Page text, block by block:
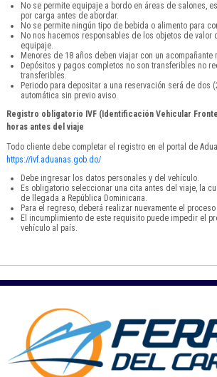
No se permite equipaje a bordo en áreas de salones,
por carga antes de abordar.
No se permite ningún tipo de bebida o alimento para
No nos hacemos responsables de los objetos de valor
equipaje.
Menores de 18 años deben viajar con un acompañante
Depósitos y pagos completos no son transferibles no
transferibles.
Periodo para depositar a una reservación será de dos
automática sin previo aviso.
Registro obligatorio IVF (Identificación Vehicular
horas antes del viaje
Todo cliente debe completar el registro en el portal de
https://ivf.aduanas.gob.do/
Debe ingresar los datos personales y del vehículo.
Es obligatorio seleccionar una cita antes del viaje, la
de llegada a República Dominicana.
Para el regreso, deberá realizar nuevamente el
El incumplimiento de este requisito puede impedir el
vehículo al país.